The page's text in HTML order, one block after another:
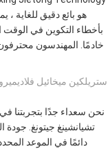
بأخطاء التكوين في
خادمًا. المهندسون
—— ستريلكين ميخائيل
نحن سعداء جدًا بتجربتنا
تشيانشينغ جيتونغ. جودة
دائمًا في الموعد